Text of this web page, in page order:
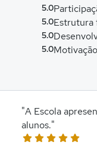
5.0
5.0Estrutura
5.0
5.0
"A Escola
alunos."